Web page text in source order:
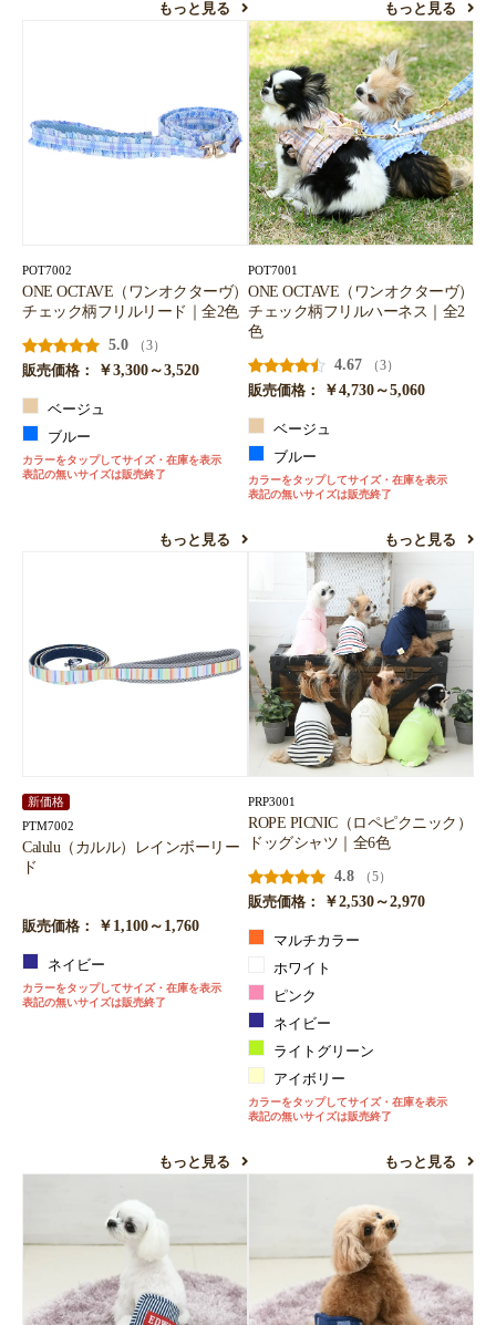
もっと見る もっと見る
POT7002
ONE OCTAVE（ワンオクターヴ）
チェック柄フリルリード｜全2色
5.0
（3）
販売価格：
￥3,300～3,520
ベージュ
ブルー
カラーをタップしてサイズ・在庫を表示
表記の無いサイズは販売終了
もっと見る
POT7001
ONE OCTAVE（ワンオクターヴ）
チェック柄フリルハーネス｜全2
色
4.67
（3）
販売価格：
￥4,730～5,060
ベージュ
ブルー
カラーをタップしてサイズ・在庫を表示
表記の無いサイズは販売終了
もっと見る
新価格
PTM7002
Calulu（カルル）レインボーリー
ド
販売価格： ￥1,100～1,760
ネイビー
カラーをタップしてサイズ・在庫を表示
表記の無いサイズは販売終了
もっと見る
PRP3001
ROPE PICNIC（ロペピクニック）
ドッグシャツ｜全6色
4.8
（5）
販売価格：
￥2,530～2,970
マルチカラー
ホワイト
ピンク
ネイビー
ライトグリーン
アイボリー
カラーをタップしてサイズ・在庫を表示
表記の無いサイズは販売終了
もっと見る
カートへ進む